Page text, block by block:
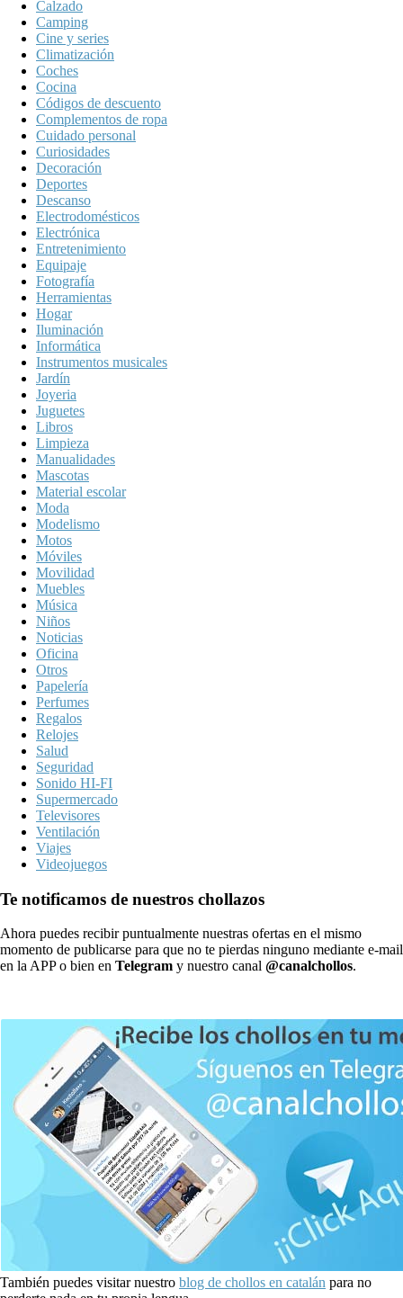
Calzado
Camping
Cine y series
Climatización
Coches
Cocina
Códigos de descuento
Complementos de ropa
Cuidado personal
Curiosidades
Decoración
Deportes
Descanso
Electrodomésticos
Electrónica
Entretenimiento
Equipaje
Fotografía
Herramientas
Hogar
Iluminación
Informática
Instrumentos musicales
Jardín
Joyeria
Juguetes
Libros
Limpieza
Manualidades
Mascotas
Material escolar
Moda
Modelismo
Motos
Móviles
Movilidad
Muebles
Música
Niños
Noticias
Oficina
Otros
Papelería
Perfumes
Regalos
Relojes
Salud
Seguridad
Sonido HI-FI
Supermercado
Televisores
Ventilación
Viajes
Videojuegos
Te notificamos de nuestros chollazos
Ahora puedes recibir puntualmente nuestras ofertas en el mismo
momento de publicarse para que no te pierdas ninguno mediante e-mail
en la APP o bien en Telegram y nuestro canal @canalchollos.
También puedes visitar nuestro blog de chollos en catalán para no